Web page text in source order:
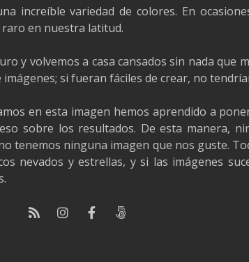
increíble variedad de colores. En
en nuestra latitud.
y volvemos a casa cansados sin nada que
si fueran fáciles de crear, no
en esta imagen hemos aprendido a
sobre los resultados. De esta manera,
tenemos ninguna imagen que nos guste.
nevados y estrellas, y si las imágenes